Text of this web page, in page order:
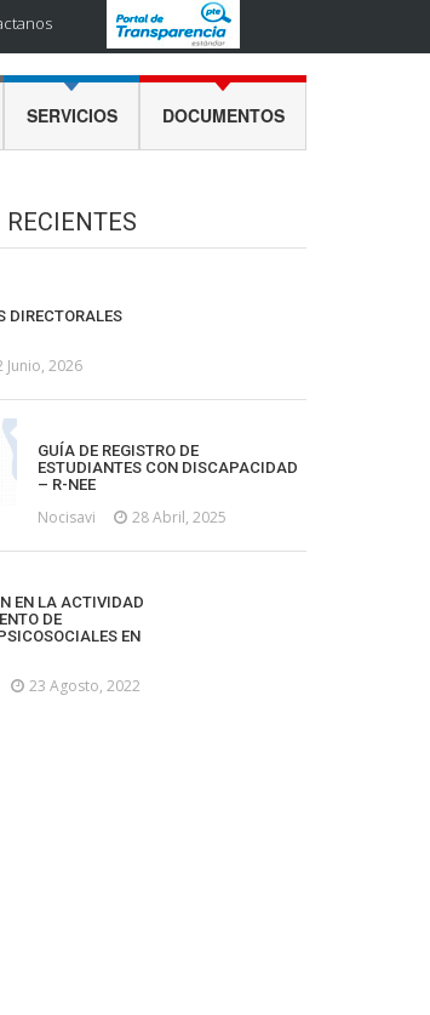
SERVICIOS DOCUMENTOS
DIRECTORALES
Junio, 2026
GUÍA DE REGISTRO DE
ESTUDIANTES CON DISCAPACIDAD
– R-NEE
Nocisavi 28 Abril, 2025
EN LA ACTIVIDAD
DE
EN
23 Agosto, 2022